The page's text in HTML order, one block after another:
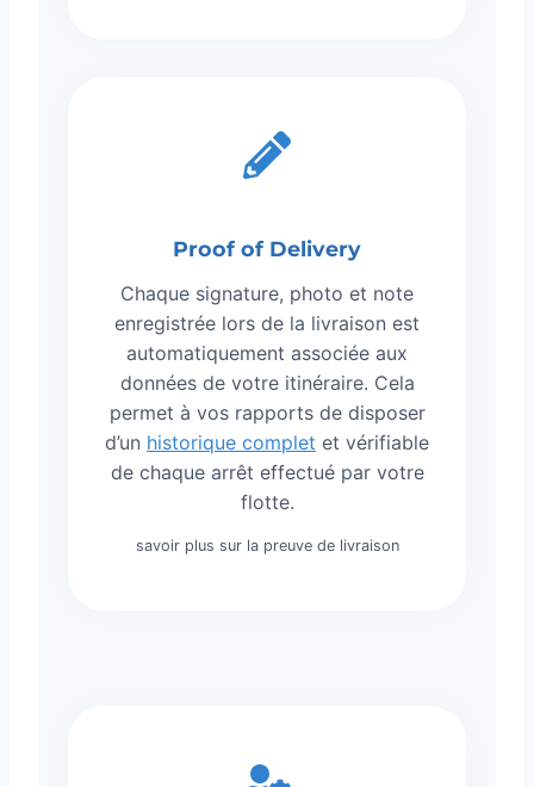
Proof of Delivery
Chaque signature, photo et note
enregistrée lors de la livraison est
automatiquement associée aux
données de votre itinéraire. Cela
permet à vos rapports de disposer
d’un historique complet et vérifiable
de chaque arrêt effectué par votre
flotte.
savoir plus sur la preuve de livraison